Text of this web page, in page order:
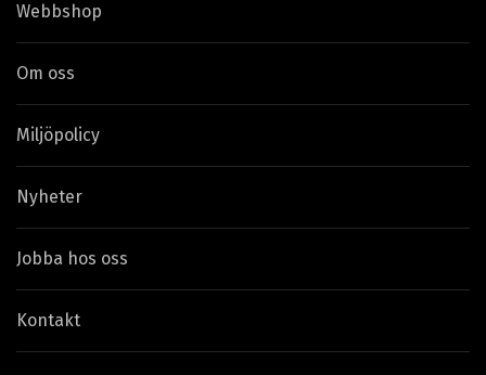
Webbshop
Om oss
Miljöpolicy
Nyheter
Jobba hos oss
Kontakt